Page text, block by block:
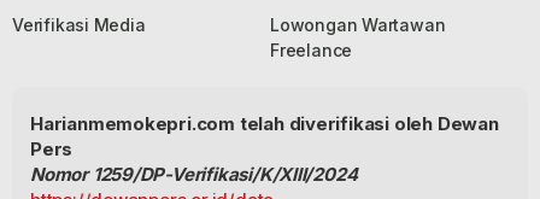
Verifikasi Media
Lowongan Wartawan
Freelance
Harianmemokepri.com telah diverifikasi oleh Dewan
Pers
Nomor 1259/DP-Verifikasi/K/XIII/2024